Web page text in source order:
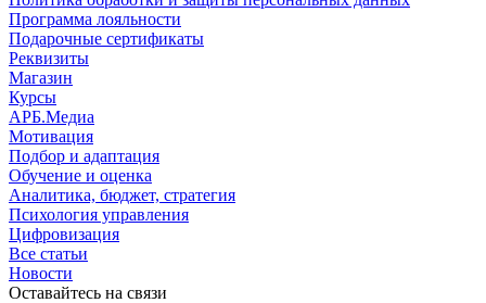
Программа лояльности
Подарочные сертификаты
Реквизиты
Магазин
Курсы
АРБ.Медиа
Мотивация
Подбор и адаптация
Обучение и оценка
Аналитика, бюджет, стратегия
Психология управления
Цифровизация
Все статьи
Новости
Оставайтесь на связи